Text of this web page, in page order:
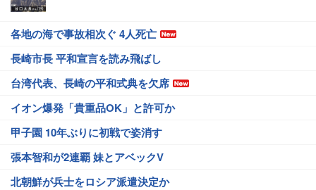
各地の海で事故相次ぐ 4人死亡
長崎市長 平和宣言を読み飛ばし
台湾代表、長崎の平和式典を欠席
イオン爆発「貴重品OK」と許可か
甲子園 10年ぶりに初戦で姿消す
張本智和が2連覇 妹とアベックV
北朝鮮が兵士をロシア派遣決定か